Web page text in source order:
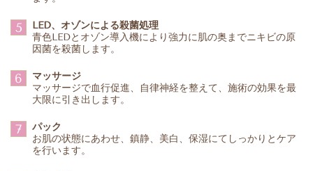
5
LED、オゾンによる殺菌処理
青色LEDとオゾン導入機により強力に肌の奥までニキビの原
因菌を殺菌します。
6
マッサージ
マッサージで血行促進、自律神経を整えて、施術の効果を最
大限に引き出します。
7
パック
お肌の状態にあわせ、鎮静、美白、保湿にてしっかりとケア
を行います。